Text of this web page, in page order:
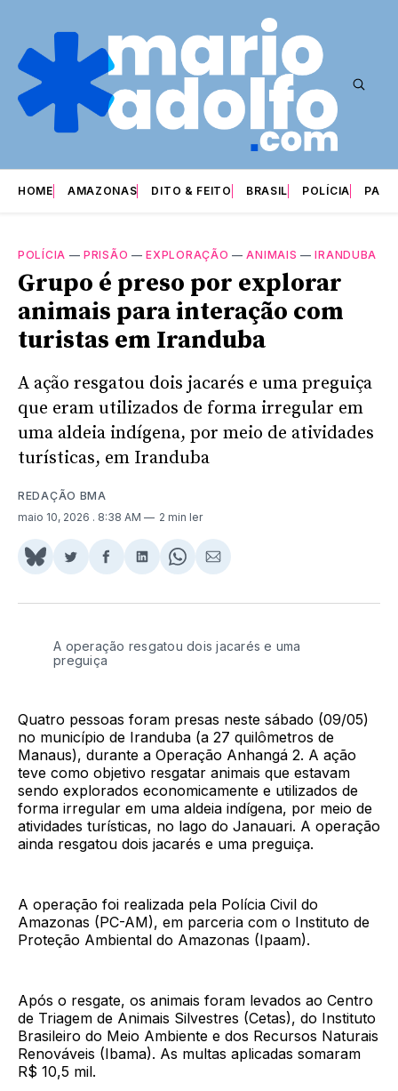
HOME AMAZONAS DITO & FEITO BRASIL POLÍCIA
POLÍCIA —PRISÃO —EXPLORAÇÃO —ANIMAIS —IRANDUBA
Grupo é preso por explorar
animais para interação com
turistas em Iranduba
A ação resgatou dois jacarés e uma preguiça
que eram utilizados de forma irregular em
uma aldeia indígena, por meio de atividades
turísticas, em Iranduba
REDAÇÃO BMA
maio 10, 2026 . 8:38 AM 2 min ler
Share
BlueSky
Compartilhar
Twitter
Compartilhar
Facebook
Compartilhar
LinkedIn
Share
WhatsApp
Compartilhar
Email
A operação resgatou dois jacarés e uma
preguiça
Quatro pessoas foram presas neste sábado (09/05)
no município de Iranduba (a 27 quilômetros de
Manaus), durante a Operação Anhangá 2. A ação
teve como objetivo resgatar animais que estavam
sendo explorados economicamente e utilizados de
forma irregular em uma aldeia indígena, por meio de
atividades turísticas, no lago do Janauari. A operação
ainda resgatou dois jacarés e uma preguiça.
A operação foi realizada pela Polícia Civil do
Amazonas (PC-AM), em parceria com o Instituto de
Proteção Ambiental do Amazonas (Ipaam).
Após o resgate, os animais foram levados ao Centro
de Triagem de Animais Silvestres (Cetas), do Instituto
Brasileiro do Meio Ambiente e dos Recursos Naturais
Renováveis (Ibama). As multas aplicadas somaram
R$ 10,5 mil.